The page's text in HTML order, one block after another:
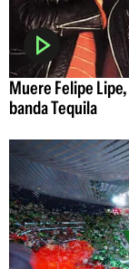
Muere Felipe
banda Tequila